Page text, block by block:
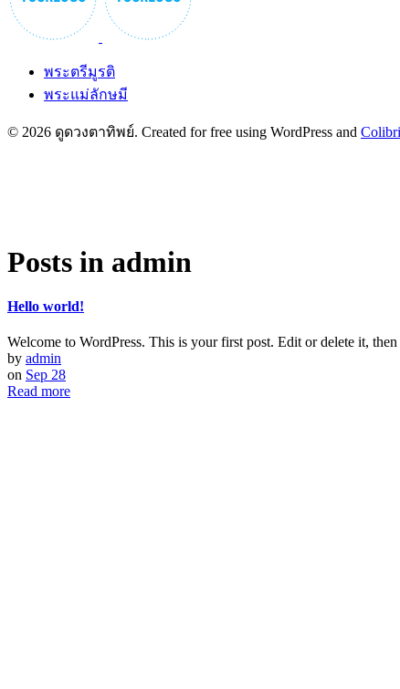
พระตรีมูรติ
พระแม่ลักษมี
© 2026 ดูดวงตาทิพย์. Created for free using WordPress and Colibri
Posts in admin
Hello world!
Welcome to WordPress. This is your first post. Edit or delete it,
by admin
on Sep 28
Read more